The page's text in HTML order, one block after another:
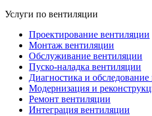
Услуги по вентиляции
Проектирование вентиляции
Монтаж вентиляции
Обслуживание вентиляции
Пуско-наладка вентиляции
Диагностика и
Модернизация и
Ремонт вентиляции
Интеграция вентиляции